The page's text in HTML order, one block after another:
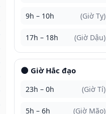
9h – 10h (Giờ Tỵ)
17h – 18h (Giờ Dậu)
🌑 Giờ Hắc đạo
23h – 0h (Giờ Tí)
5h – 6h (Giờ Mão)